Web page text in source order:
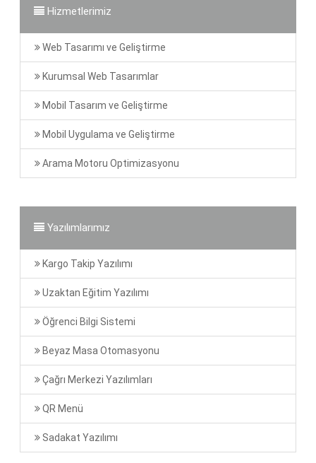
Hizmetlerimiz
Web Tasarımı ve Geliştirme
Kurumsal Web Tasarımlar
Mobil Tasarım ve Geliştirme
Mobil Uygulama ve Geliştirme
Arama Motoru Optimizasyonu
Yazılımlarımız
Kargo Takip Yazılımı
Uzaktan Eğitim Yazılımı
Öğrenci Bilgi Sistemi
Beyaz Masa Otomasyonu
Çağrı Merkezi Yazılımları
QR Menü
Sadakat Yazılımı